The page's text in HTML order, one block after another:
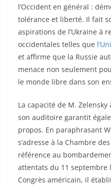
l’Occident en général :
tolérance et liberté. Il fait
aspirations de l’Ukraine à
occidentales telles que
et affirme que la Russie
menace non seulement
le monde libre dans son
La capacité de M.
son auditoire garantit
propos. En paraphrasant
s’adresse à la Chambre
référence au
attentats du 11 septembre
Congrès américain, il